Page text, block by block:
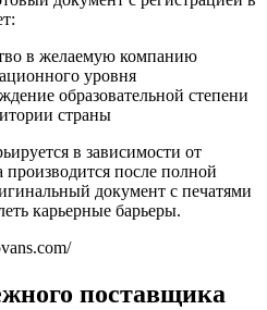
в желаемую компанию
уровня
образовательной степени
страны
в зависимости от
после полной
документ с печатями
карьерные барьеры.
поставщика